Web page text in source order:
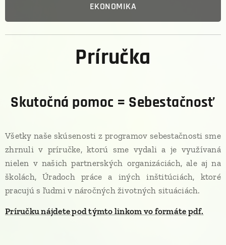
EKONOMIKA
Príručka
Skutočná pomoc = Sebestačnosť
Všetky naše skúsenosti z programov sebestačnosti sme
zhrnuli v príručke, ktorú sme vydali a je využívaná
nielen v našich partnerských organizáciách, ale aj na
školách, Úradoch práce a iných inštitúciách, ktoré
pracujú s ľudmi v náročných životných situáciách.
Príručku nájdete pod týmto linkom vo formáte pdf.